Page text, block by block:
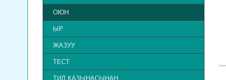
ОЮН
ЫР
ЖАЗУУ
ТЕСТ
ТИЛ КАЗЫНАСЫНАН